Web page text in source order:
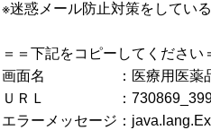
※迷惑メール防止対策をしてい
＝＝下記をコピーしてください
画面名 ：医療用医薬品
ＵＲＬ ：
エラーメッセージ：